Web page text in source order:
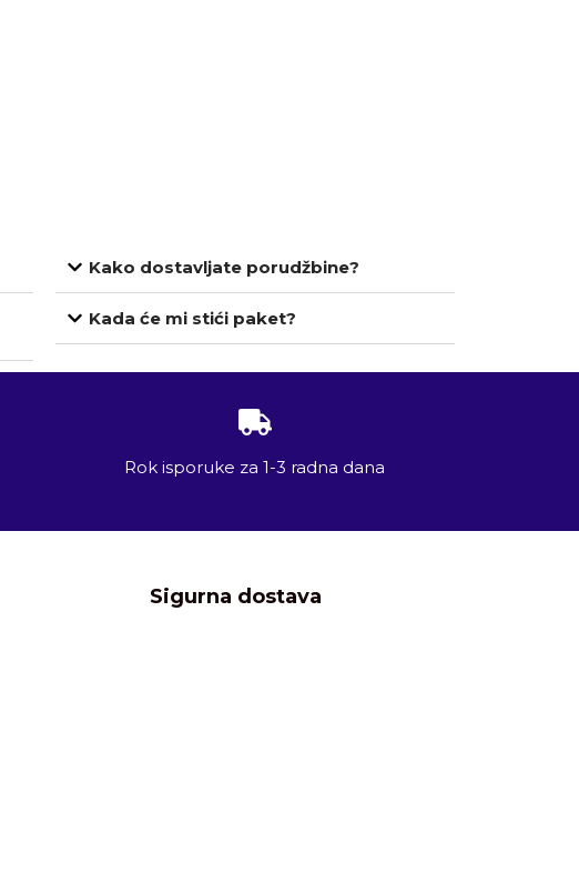
Kako dostavljate porudžbine?
Kada će mi stići paket?
Rok isporuke za 1-3 radna dana
Sigurna dostava